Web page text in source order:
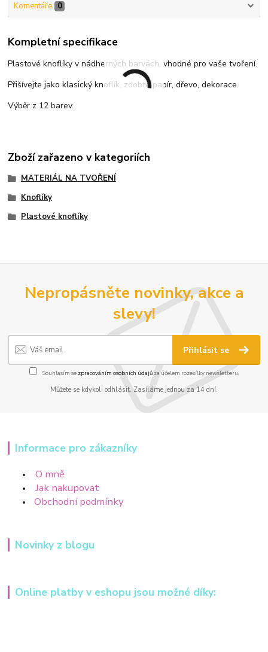
Komentáře 0
Kompletní specifikace
Plastové knoflíky v nádherných barvách, vhodné pro vaše tvoření.
Přišívejte jako klasický knoflík, zdobte papír, dřevo, dekorace.
Výběr z 12 barev.
Zboží zařazeno v kategoriích
MATERIÁL NA TVOŘENÍ
Knoflíky
Plastové knoflíky
Nepropásněte novinky, akce a
slevy!
Přihlásit se
Souhlasím se zpracováním osobních údajůza účelem rozesílky newsletteru.
Můžete se kdykoli odhlásit. Zasíláme jednou za 14 dní.
Informace pro zákazníky
O mně
Jak nakupovat
Obchodní podmínky
Novinky z blogu
Online platby v eshopu jsou možné díky: